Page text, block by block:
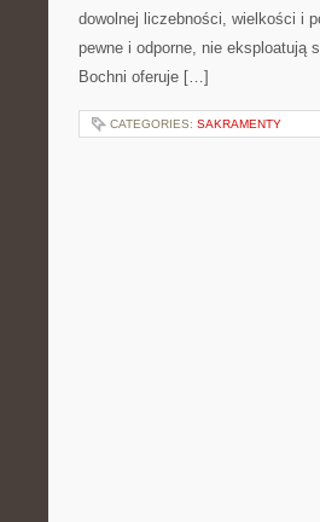
dowolnej liczebności, wielkości i
pewne i odporne, nie eksploatują
Bochni oferuje […]
CATEGORIES: SAKRAMENTY